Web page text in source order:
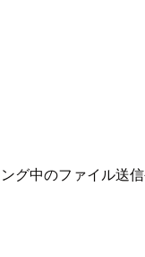
グ中のファイル送